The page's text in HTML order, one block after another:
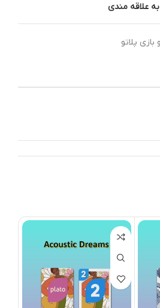
علاقه مندی
پلاتو